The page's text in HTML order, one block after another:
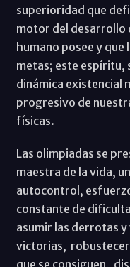
superioridad que
motor del desarrollo
humano posee y
metas; este espíritu,
dinámica existencial
progresivo de
físicas.
Las olimpiadas se
maestra de la vida,
autocontrol,
constante de
asumir las derrotas
victorias,